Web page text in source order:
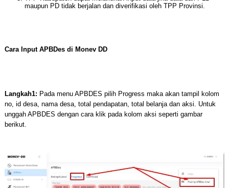
maupun PD tidak berjalan dan diverifikasi oleh TPP Provinsi.
Cara Input APBDes di Monev DD
Langkah1: Pada menu APBDES pilih Progress maka akan tampil kolom
no, id desa, nama desa, total pendapatan, total belanja dan aksi. Untuk
unggah APBDES dengan cara klik pada kolom aksi seperti gambar
berikut.